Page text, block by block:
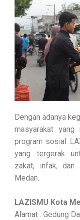
Dengan adanya
masyarakat yang
program sosial
yang tergerak
zakat, infak, dan
Medan.
LAZISMU Kota
Alamat : Gedung